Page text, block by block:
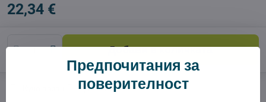
22,34 €
Добави в количката
Доставки
Предпочитания за
поверителност